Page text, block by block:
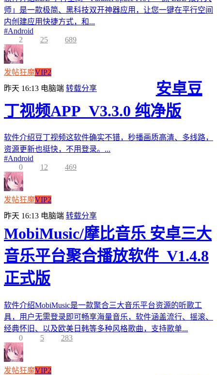
师」是一款极简、黑科技双开神器应用，让您一键在平行空间
内创建应用快捷方式，和...
#Android
2
25 689
发帖狂魔VIP2
昨天 16:13 电脑端 转载分享
安卓豆
丁视频APP_V3.3.0 纯净版
软件介绍豆丁视频这软件确实不错，秒播画质高清、多线路，
资源更新也挺快，不用登录。...
#Android
0
12 469
发帖狂魔VIP2
昨天 16:13 电脑端 转载分享
MobiMusic/摩比音乐 安卓三大
音乐平台聚合播放软件_V1.4.8
正式版
软件介绍MobiMusic是一款聚合三大音乐平台资源的听歌工
具，用户无需登录即可畅享海量音乐，软件涵盖流行、摇滚、
经典怀旧、以及欧美日韩等多种风格歌曲，支持歌单...
0
5 283
发帖狂魔VIP2